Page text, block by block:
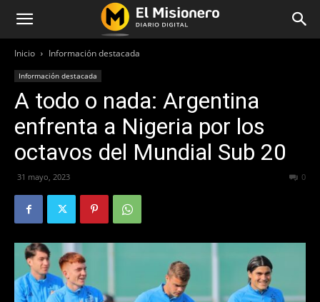
Inicio Información destacada
Información destacada
A todo o nada: Argentina
enfrenta a Nigeria por los
octavos del Mundial Sub 20
31 mayo, 2023 0